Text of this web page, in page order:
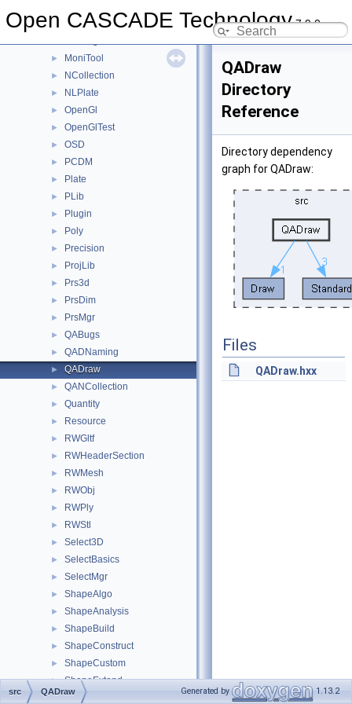
Open CASCADE Technology7.9.0
MeshVS
► MoniTool
► NCollection
► NLPlate
► OpenGl
► OpenGlTest
► OSD
► PCDM
► Plate
► PLib
► Plugin
► Poly
► Precision
► ProjLib
► Prs3d
► PrsDim
► PrsMgr
► QABugs
► QADNaming
► QADraw
► QANCollection
► Quantity
► Resource
► RWGltf
► RWHeaderSection
► RWMesh
► RWObj
► RWPly
► RWStl
► Select3D
► SelectBasics
► SelectMgr
► ShapeAlgo
► ShapeAnalysis
► ShapeBuild
► ShapeConstruct
► ShapeCustom
► ShapeExtend
► ShapeFix
QADraw
Directory
Reference
Directory dependency
graph for QADraw:
Files
QADraw.hxx
src QADraw Generated by 1.13.2